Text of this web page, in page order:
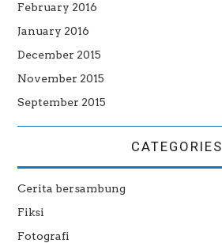
February 2016
January 2016
December 2015
November 2015
September 2015
CATEGORIES
Cerita bersambung
Fiksi
Fotografi